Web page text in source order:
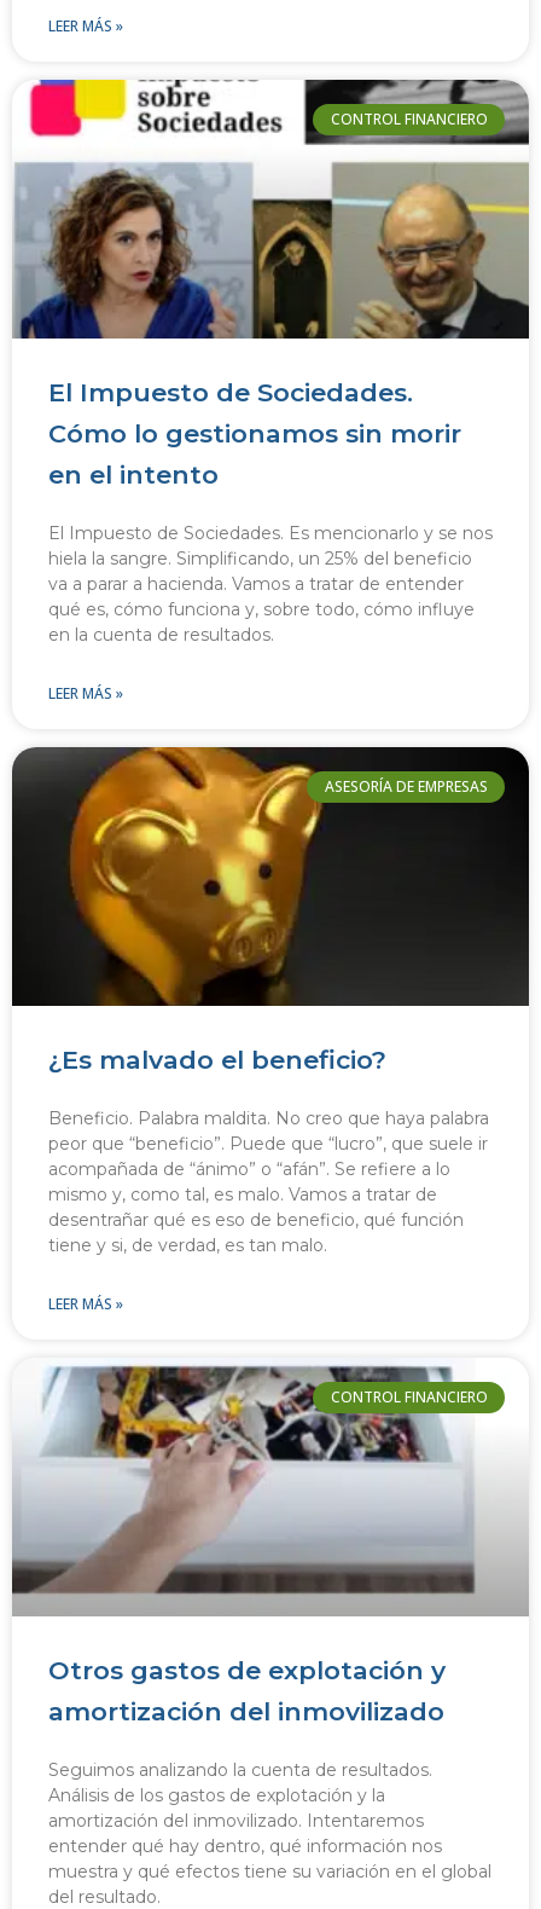
LEER MÁS »
CONTROL FINANCIERO
El Impuesto de Sociedades.
Cómo lo gestionamos sin morir
en el intento
El Impuesto de Sociedades. Es mencionarlo y se nos
hiela la sangre. Simplificando, un 25% del beneficio
va a parar a hacienda. Vamos a tratar de entender
qué es, cómo funciona y, sobre todo, cómo influye
en la cuenta de resultados.
LEER MÁS »
ASESORÍA DE EMPRESAS
¿Es malvado el beneficio?
Beneficio. Palabra maldita. No creo que haya palabra
peor que “beneficio”. Puede que “lucro”, que suele ir
acompañada de “ánimo” o “afán”. Se refiere a lo
mismo y, como tal, es malo. Vamos a tratar de
desentrañar qué es eso de beneficio, qué función
tiene y si, de verdad, es tan malo.
LEER MÁS »
CONTROL FINANCIERO
Otros gastos de explotación y
amortización del inmovilizado
Seguimos analizando la cuenta de resultados.
Análisis de los gastos de explotación y la
amortización del inmovilizado. Intentaremos
entender qué hay dentro, qué información nos
muestra y qué efectos tiene su variación en el global
del resultado.